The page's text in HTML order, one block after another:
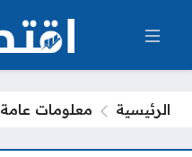
الرئيسية معلومات عامة